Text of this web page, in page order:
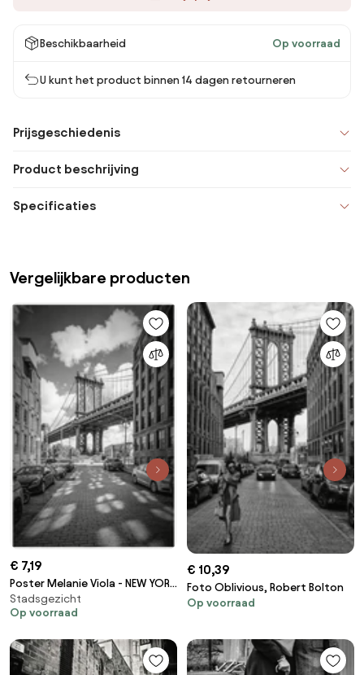
Beschikbaarheid Op voorraad
U kunt het product binnen 14 dagen retourneren
Prijsgeschiedenis
Product beschrijving
Specificaties
Vergelijkbare producten
€ 7,19
Poster Melanie Viola - NEW YORK
CITY Manhattan Bridge
Stadsgezicht
Op voorraad
€ 10,39
Foto Oblivious, Robert Bolton
Op voorraad